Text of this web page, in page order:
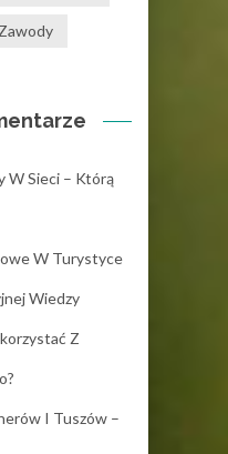
Zawody
W Sieci – Którą
W Turystyce
Wiedzy
Z
I Tuszów –